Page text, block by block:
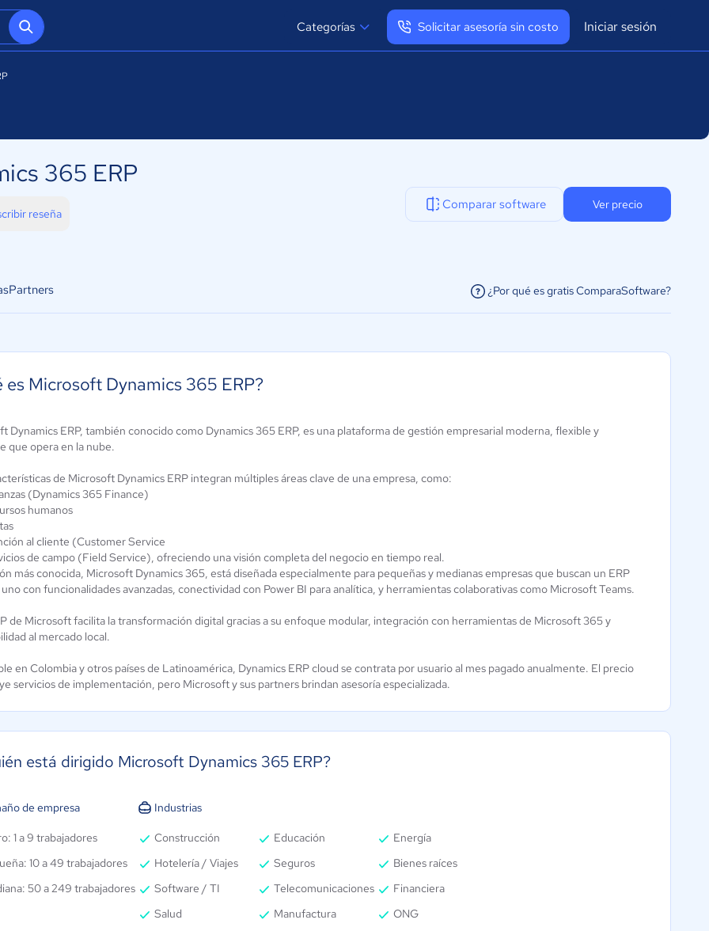
Categorías Solicitar asesoría sin costo Iniciar sesión
365 ERP
reseña
Comparar software Ver precio
Partners ¿Por qué es gratis ComparaSoftware?
E3
4.8 / 5
NetSuite ERP
4.2 / 5
ERP
es Microsoft Dynamics 365 ERP?
Dynamics ERP, también conocido como Dynamics 365 ERP, es una plataforma de gestión empresarial moderna, flexible y
que opera en la nube.
de Microsoft Dynamics ERP integran múltiples áreas clave de una empresa, como:
(Dynamics 365 Finance)
humanos
al cliente (Customer Service
de campo (Field Service), ofreciendo una visión completa del negocio en tiempo real.
más conocida, Microsoft Dynamics 365, está diseñada especialmente para pequeñas y medianas empresas que buscan un ERP
con funcionalidades avanzadas, conectividad con Power BI para analítica, y herramientas colaborativas como Microsoft Teams.
de Microsoft facilita la transformación digital gracias a su enfoque modular, integración con herramientas de Microsoft 365 y
al mercado local.
en Colombia y otros países de Latinoamérica, Dynamics ERP cloud se contrata por usuario al mes pagado anualmente. El precio
servicios de implementación, pero Microsoft y sus partners brindan asesoría especializada.
está dirigido Microsoft Dynamics 365 ERP?
de empresa
1 a 9 trabajadores
10 a 49 trabajadores
50 a 249 trabajadores
Industrias
Construcción Educación
Energía
Hotelería / Viajes
Seguros
Bienes raíces
Software / TI
Telecomunicaciones
Financiera
Salud
Manufactura
ONG